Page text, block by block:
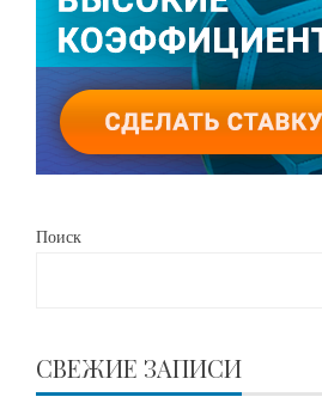
Поиск
СВЕЖИЕ ЗАПИСИ